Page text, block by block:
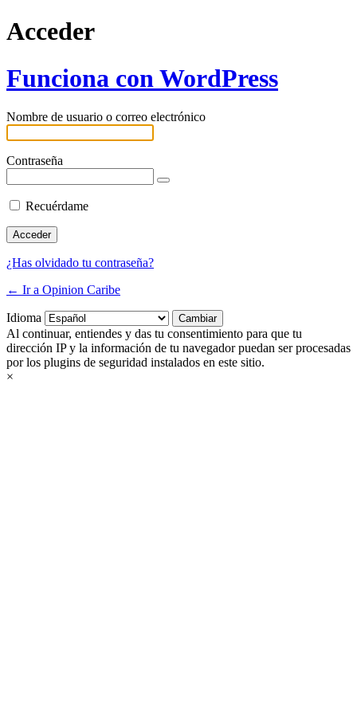
Acceder
Funciona con WordPress
Nombre de usuario o correo electrónico
Contraseña
Recuérdame
¿Has olvidado tu contraseña?
← Ir a Opinion Caribe
Idioma
Al continuar, entiendes y das tu consentimiento para que tu
dirección IP y la información de tu navegador puedan ser procesadas
por los plugins de seguridad instalados en este sitio.
×